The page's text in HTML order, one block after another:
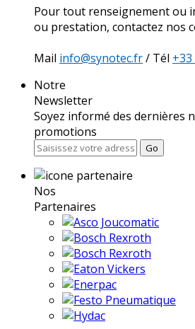
Pour tout renseignement ou
ou prestation, contactez nos
Mail info@synotec.fr/ Tél +33
Notre
Newsletter
Soyez informé des dernières
promotions
Go
Nos
Partenaires